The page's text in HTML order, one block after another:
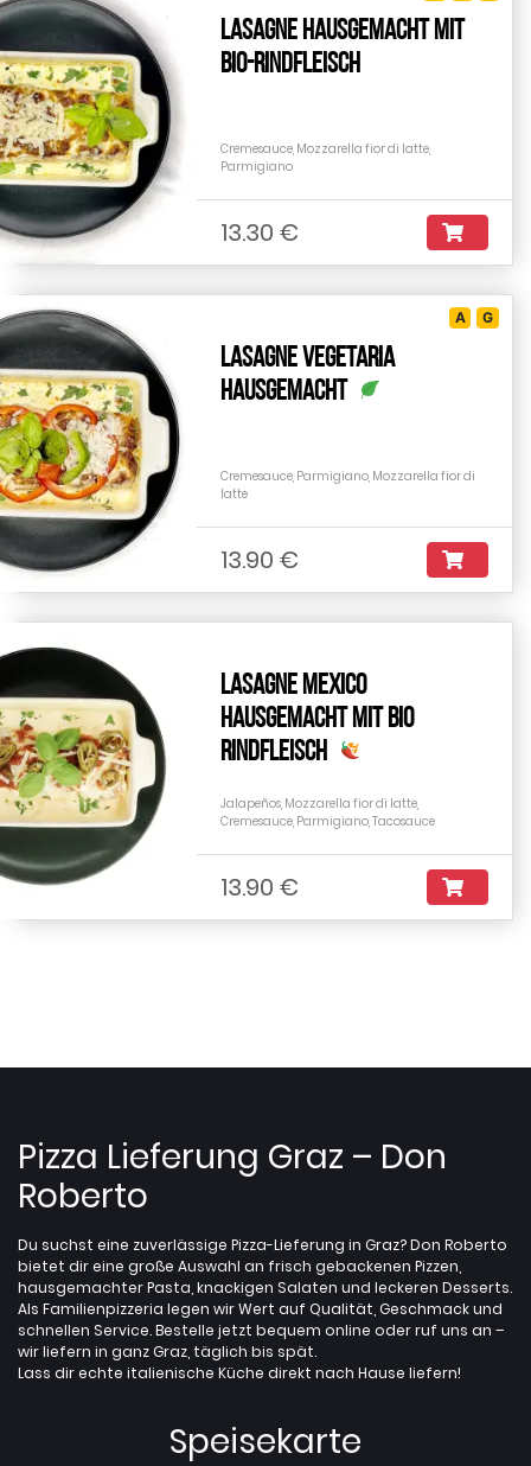
Lasagne Hausgemacht mit
Bio-Rindfleisch
Cremesauce, Mozzarella fior di latte,
Parmigiano
13.30 €
Lasagne Vegetaria
Hausgemacht
A G
Cremesauce, Parmigiano, Mozzarella fior di
latte
13.90 €
Lasagne Mexico
Hausgemacht mit Bio
Rindfleisch
Jalapeños, Mozzarella fior di latte,
Cremesauce, Parmigiano, Tacosauce
13.90 €
Pizza Lieferung Graz – Don
Roberto
Du suchst eine zuverlässige Pizza-Lieferung in Graz? Don Roberto
bietet dir eine große Auswahl an frisch gebackenen Pizzen,
hausgemachter Pasta, knackigen Salaten und leckeren Desserts.
Als Familienpizzeria legen wir Wert auf Qualität, Geschmack und
schnellen Service. Bestelle jetzt bequem online oder ruf uns an –
wir liefern in ganz Graz, täglich bis spät.
Lass dir echte italienische Küche direkt nach Hause liefern!
Speisekarte